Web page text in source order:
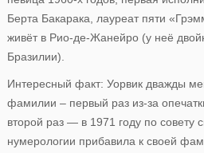
Берта Бакарака, лауреат пяти
живёт в Рио-де-Жанейро (у неё
Бразилии).
Интересный факт: Уорвик дважды
фамилии – первый раз из-за
второй раз — в 1971 году по совету
нумерологии прибавила к своей